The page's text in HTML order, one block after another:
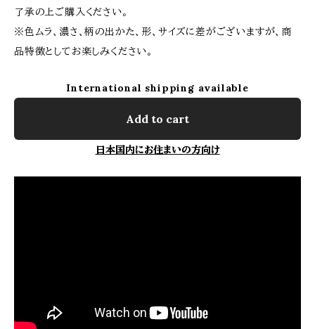
了承の上ご購入ください。
※色ムラ、濃さ、柄の出かた、形、サイズに差がございますが、商
品特徴としてお楽しみください。
International shipping available
Add to cart
日本国内にお住まいの方向け